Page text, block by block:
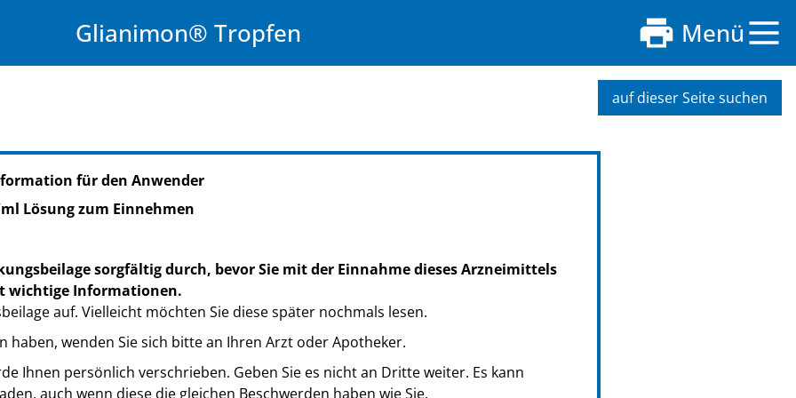
Glianimon® Tropfen Menü
auf dieser Seite suchen
für den Anwender
Lösung zum Einnehmen
sorgfältig durch, bevor Sie mit der Einnahme dieses Arzneimittels
wichtige Informationen.
auf. Vielleicht möchten Sie diese später nochmals lesen.
haben, wenden Sie sich bitte an Ihren Arzt oder Apotheker.
Ihnen persönlich verschrieben. Geben Sie es nicht an Dritte weiter. Es kann
auch wenn diese die gleichen Beschwerden haben wie Sie.